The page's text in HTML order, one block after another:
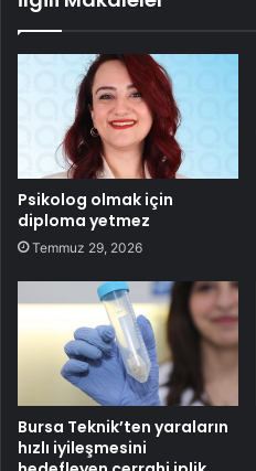
Psikolog olmak için
diploma yetmez
Temmuz 29, 2026
Bursa Teknik’ten yaraların
hızlı iyileşmesini